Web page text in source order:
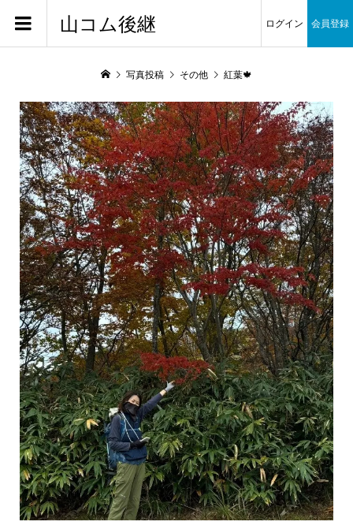
山コム後継 ログイン 会員登録
写真投稿 その他 紅葉🍁